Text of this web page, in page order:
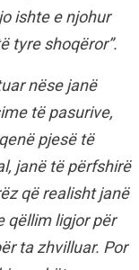
ishte e njohur
tyre shoqëror”.
nëse janë
të pasurive,
pjesë të
janë të përfshirë
që realisht janë
qëllim ligjor për
ta zhvilluar. Por